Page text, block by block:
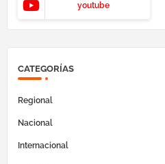
youtube
CATEGORÍAS
Regional
Nacional
Internacional